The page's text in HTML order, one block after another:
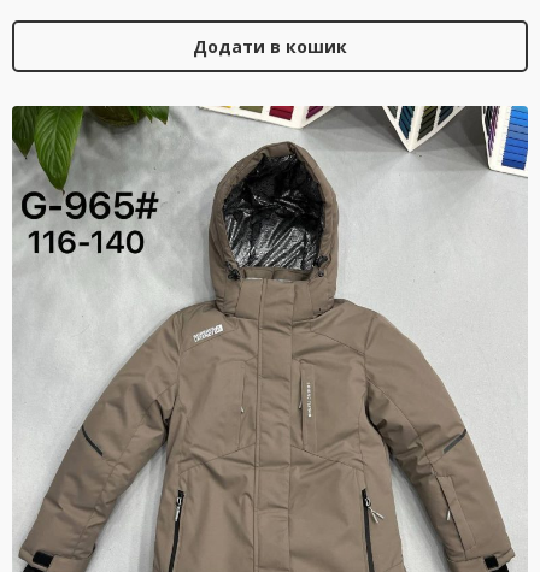
Додати в кошик